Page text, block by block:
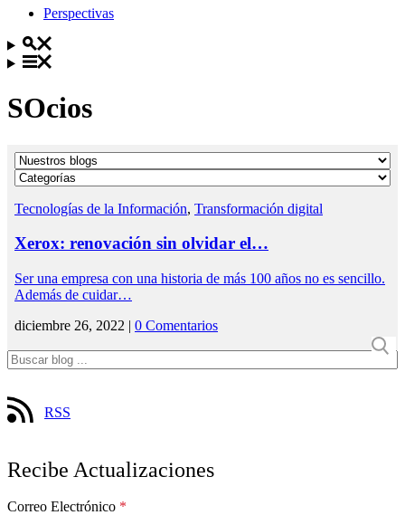
Perspectivas
SOcios
Tecnologías de la Información, Transformación digital
Xerox: renovación sin olvidar el…
Ser una empresa con una historia de más 100 años no es sencillo.
Además de cuidar…
diciembre 26, 2022 | 0 Comentarios
RSS
Recibe Actualizaciones
Correo Electrónico *